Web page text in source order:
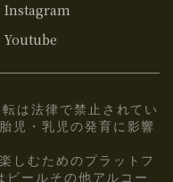
Instagram
Youtube
は法律で禁止されてい
児・乳児の発育に影響
しむためのプラットフ
ールその他アルコー